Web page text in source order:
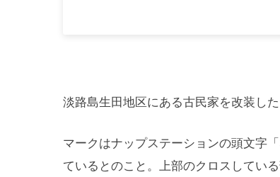
淡路島生田地区にある古民家を改装し
マークはナップステーションの頭文字
ているとのこと。上部のクロスしてい